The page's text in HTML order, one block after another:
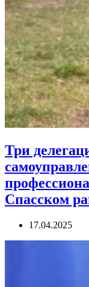
Три
Спасском
17.04.2025